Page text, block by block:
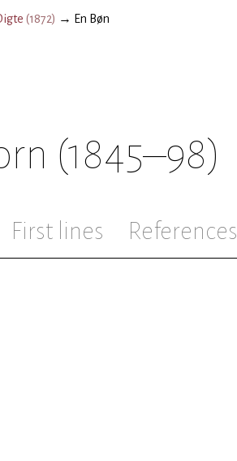
(1872) → En Bøn
(1845–98)
First lines References